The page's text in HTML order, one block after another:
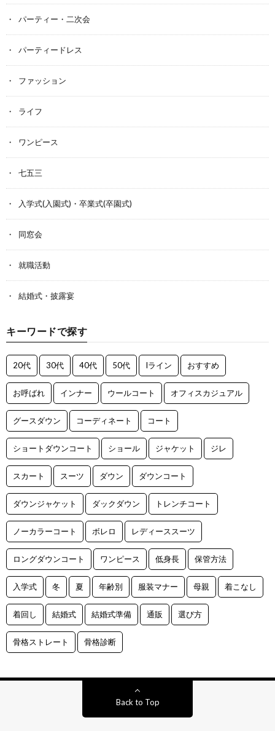
パーティー・二次会
パーティードレス
ファッション
ライフ
ワンピース
七五三
入学式(入園式)・卒業式(卒園式)
同窓会
就職活動
結婚式・披露宴
キーワードで探す
20代 30代 40代 50代 Iライン おすすめ
お呼ばれ インナー ウールコート オフィスカジュアル
グースダウン コーディネート コート
ショートダウンコート ショール ジャケット ジレ
スカート スーツ ダウン ダウンコート
ダウンジャケット ダックダウン トレンチコート
ノーカラーコート ボレロ レディーススーツ
ロングダウンコート ワンピース 低身長 保管方法
入学式 冬 夏 年齢別 服装マナー 母親 着こなし
着回し 結婚式 結婚式準備 通販 選び方
骨格ストレート 骨格診断
Back to Top